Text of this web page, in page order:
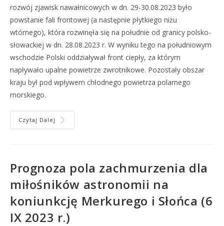
rozwój zjawisk nawałnicowych w dn. 29-30.08.2023 było
powstanie fali frontowej (a następnie płytkiego niżu
wtórnego), która rozwinęła się na południe od granicy polsko-
słowackiej w dn. 28.08.2023 r. W wyniku tego na południowym
wschodzie Polski oddziaływał front ciepły, za którym
napływało upalne powietrze zwrotnikowe. Pozostały obszar
kraju był pod wpływem chłodnego powietrza polarnego
morskiego.
Czytaj Dalej
Prognoza pola zachmurzenia dla
miłośników astronomii na
koniunkcję Merkurego i Słońca (6
IX 2023 r.)